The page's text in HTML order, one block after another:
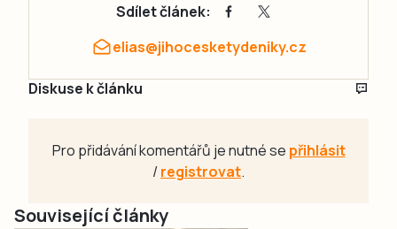
Sdílet článek:
elias@jihocesketydeniky.cz
Diskuse k článku
Pro přidávání komentářů je nutné se přihlásit
/registrovat.
Související články